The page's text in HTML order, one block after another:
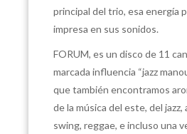
principal del trio, esa energía
impresa en sus sonidos.
FORUM, es un disco de 11
marcada influencia “jazz
que también encontramos
de la música del este, del jazz,
swing, reggae, e incluso una